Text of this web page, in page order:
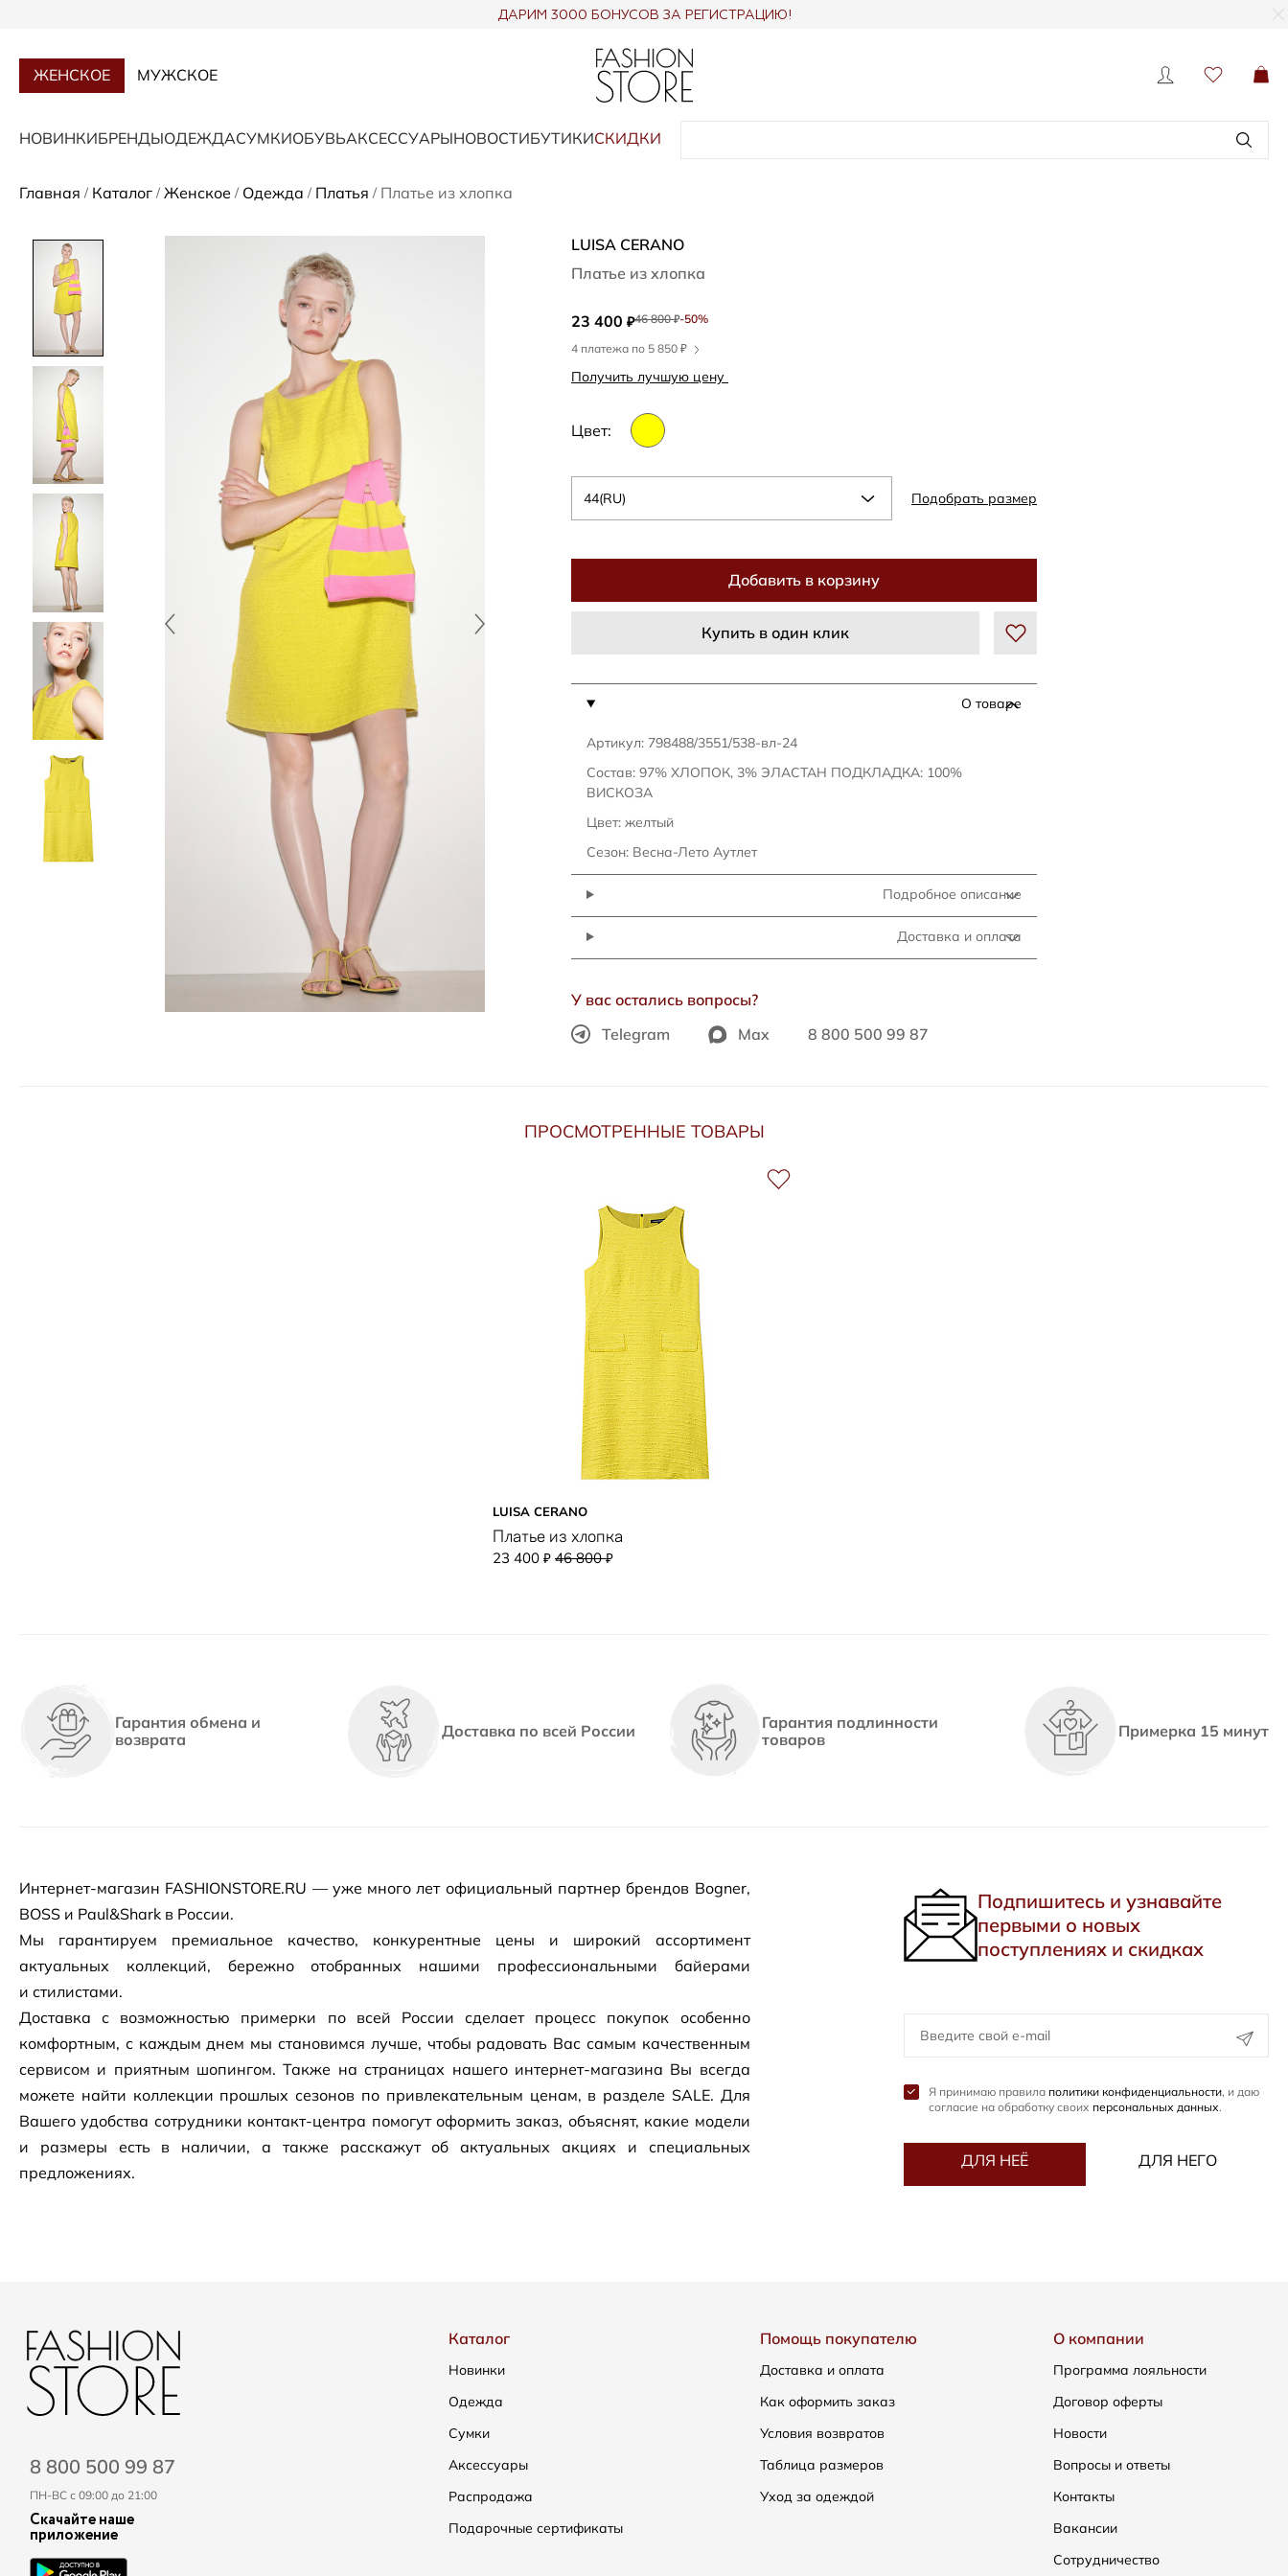
ДАРИМ 3000 БОНУСОВ ЗА РЕГИСТРАЦИЮ!
ЖЕНСКОЕ МУЖСКОЕ
НОВИНКИБРЕНДЫОДЕЖДАСУМКИОБУВЬАКСЕССУАРЫНОВОСТИБУТИКИСКИДКИ
Главная / Каталог / Женское / Одежда / Платья / Платье из хлопка
LUISA CERANO
Платье из хлопка
23 400 ₽46 800₽-50%
4 платежа по 5 850 ₽
Получить лучшую цену
Цвет:
44(RU) Подобрать размер
Добавить в корзину
Купить в один клик
О товаре
Артикул: 798488/3551/538-вл-24
Состав: 97% ХЛОПОК, 3% ЭЛАСТАН ПОДКЛАДКА: 100%
ВИСКОЗА
Цвет: желтый
Сезон: Весна-Лето Аутлет
Подробное описание
Доставка и оплата
У вас остались вопросы?
Telegram
Max 8 800 500 99 87
ПРОСМОТРЕННЫЕ ТОВАРЫ
LUISA CERANO
Платье из хлопка
23 400 ₽ 46 800₽
Гарантия обмена и
возврата
Доставка по всей России
Гарантия подлинности
товаров
Примерка 15 минут
Интернет-магазин FASHIONSTORE.RU — уже много лет официальный партнер брендов Bogner,
BOSS и Paul&Shark в России.
Мы гарантируем премиальное качество, конкурентные цены и широкий ассортимент
актуальных коллекций, бережно отобранных нашими профессиональными байерами
и стилистами.
Доставка с возможностью примерки по всей России сделает процесс покупок особенно
комфортным, с каждым днем мы становимся лучше, чтобы радовать Вас самым качественным
сервисом и приятным шопингом. Также на страницах нашего интернет-магазина Вы всегда
можете найти коллекции прошлых сезонов по привлекательным ценам, в разделе SALE. Для
Вашего удобства сотрудники контакт-центра помогут оформить заказ, объяснят, какие модели
и размеры есть в наличии, а также расскажут об актуальных акциях и специальных
предложениях.
Подпишитесь и узнавайте
первыми о новых
поступлениях и скидках
Я принимаю правила политики конфиденциальности, и даю
согласие на обработку своих персональных данных.
ДЛЯ НЕЁ ДЛЯ НЕГО
8 800 500 99 87
ПН-ВС с 09:00 до 21:00
Скачайте наше
приложение
Каталог
Новинки
Одежда
Сумки
Аксессуары
Распродажа
Подарочные сертификаты
Помощь покупателю
Доставка и оплата
Как оформить заказ
Условия возвратов
Таблица размеров
Уход за одеждой
О компании
Программа лояльности
Договор оферты
Новости
Вопросы и ответы
Контакты
Вакансии
Сотрудничество